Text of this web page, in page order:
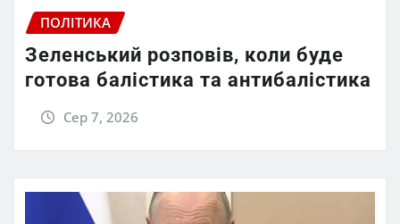
ПОЛІТИКА
Зеленський розповів, коли буде
готова балістика та антибалістика
Сер 7, 2026